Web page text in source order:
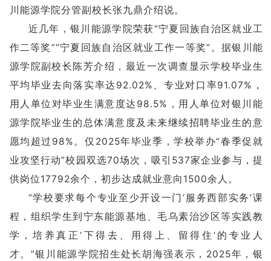
川能源学院分管副校长张九鼎介绍说。
近几年，银川能源学院荣获“宁夏回族自治区就业工
作二等奖”“宁夏回族自治区就业工作一等奖”。据银川能
源学院副校长陈芳介绍，最近一次调查显示学校毕业生
平均毕业去向落实率达92.02%、专业对口率91.07%，
用人单位对毕业生满意度达98.5%，用人单位对银川能
源学院毕业生的总体满意度及未来继续招聘毕业生的意
愿均超过98%。仅2025年毕业季，学校举办“春季促就
业攻坚行动”校园双选70场次，吸引537家企业参与，提
供岗位17792余个，初步达成就业意向1500余人。
“学校要求每个专业至少开设一门‘服务西部实务’课
程，组织学生到宁东能源基地、毛乌素治沙区等实践教
学，培养真正‘下得去、用得上、留得住’的专业人
才。”银川能源学院招生处长胡海强表示，2025年，银